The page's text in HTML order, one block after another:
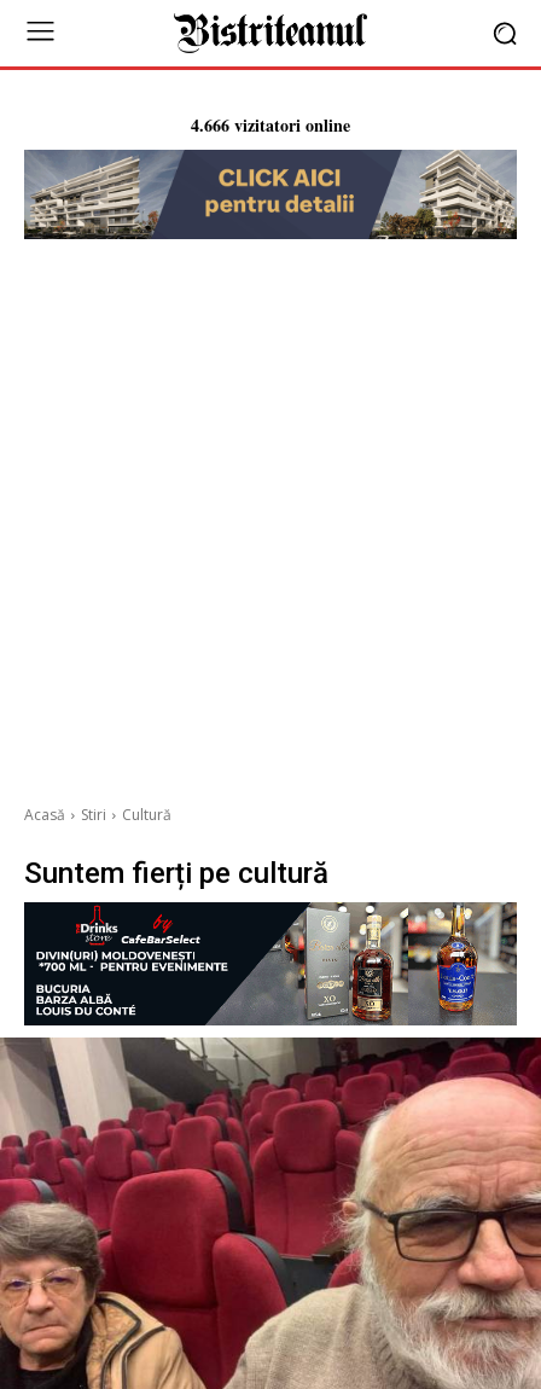
4.666 vizitatori online
Acasă Stiri Cultură
Suntem fierți pe cultură